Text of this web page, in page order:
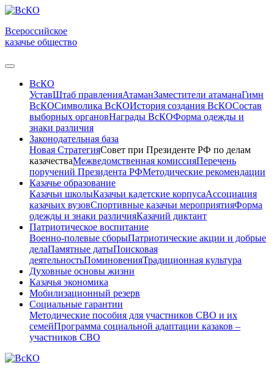
Всероссийское
казачье общество
ВсКО
УставШтаб правленияАтаманЗаместители атаманаГимн
ВсКОСимволика ВсКОИстория создания ВсКОСостав
выборных органовНаграды ВсКОФорма одежды и
знаки различия
Законодательная база
Новая СтратегияСовет при Президенте РФ по делам
казачестваМежведомственная комиссияПеречень
поручений Президента РФМетодические рекомендации
Казачье образование
Казачьи школыКазачьи кадетские корпусаАссоциация
казачьих вузовСпортивные казачьи мероприятияФорма
одежды и знаки различияКазачий диктант
Патриотическое воспитание
Военно-полевые сборыПатриотические акции и добрые
делаПамятные датыПоисковая
деятельностьПоминовенияТрадиционная культура
Духовные основы жизни
Казачья экономика
Мобилизационный резерв
Социальные гарантии
Методические пособия для участников СВО и их
семейПрограмма социальной адаптации казаков –
участников СВО